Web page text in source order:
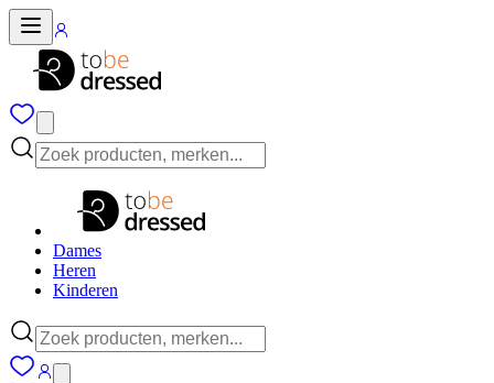
Dames
Heren
Kinderen